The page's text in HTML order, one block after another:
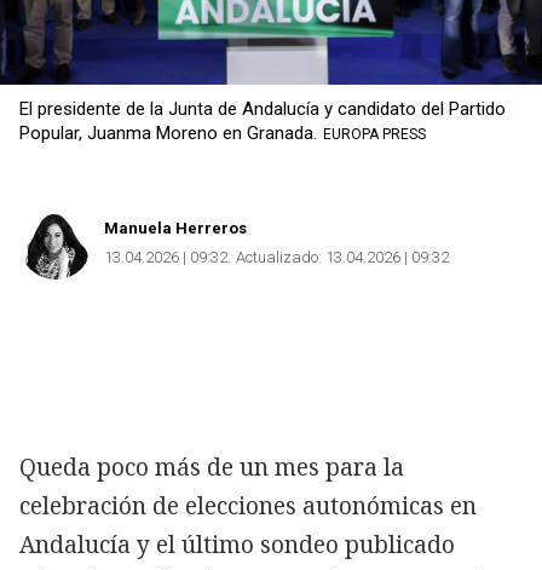
El presidente de la Junta de Andalucía y candidato del Partido
Popular, Juanma Moreno en Granada. EUROPA PRESS
Manuela Herreros
13.04.2026 | 09:32 Actualizado: 13.04.2026 | 09:32
Queda poco más de un mes para la
celebración de elecciones autonómicas en
Andalucía y el último sondeo publicado